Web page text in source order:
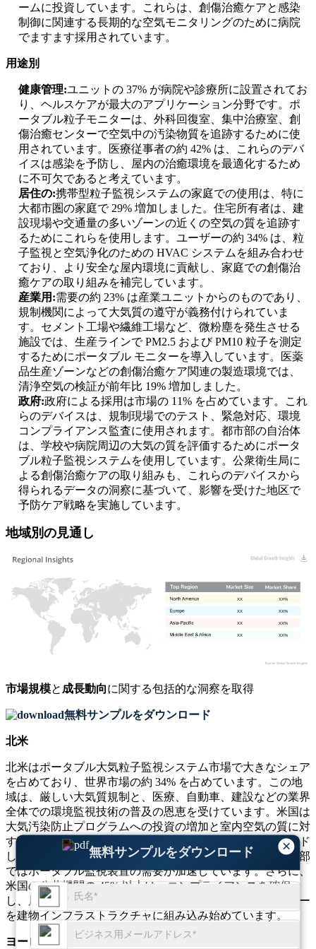
×
無料サンプルをダウンロード
ームに投資しています。これらは、創傷治癒ケアと感染
制御に関連する長期的な空気モニタリングのために病院
でますます採用されています。
用途別
健康管理:ユニットの 37% が病院や診療所に設置されてお
り、ヘルスケアが最大のアプリケーション分野です。ポ
ータブル粒子モニターは、外科回復室、集中治療室、創
傷治癒センターで空気中の汚染物質を追跡するために使
用されています。医療従事者の約 42% は、これらのデバ
イスは感染を予防し、屋内の治癒環境を最適化するため
に不可欠であると考えています。
居住の:携帯型粒子監視システムの家庭での使用は、特に
大都市圏の家庭で 29% 増加しました。住宅所有者は、建
設現場や交通量の多いゾーンの近くの空気の質を追跡す
るためにこれらを使用します。ユーザーの約 34% は、粒
子監視と空気浄化のための HVAC システムを組み合わせ
ており、より安全な屋内環境に貢献し、家庭での創傷治
癒ケアの取り組みを補完しています。
産業用:需要の約 23% は産業ユニットからのものであり、
規制機関によって大気質の遵守が義務付けられていま
す。セメント工場や繊維工場など、微粉塵を発生させる
施設では、生産ラインで PM2.5 および PM10 粒子を測定
するためにポータブル モニターを導入しています。医薬
品生産ゾーンなどの創傷治癒ケア関連の製造環境では、
清浄空気の検証が前年比 19% 増加しました。
政府:政府による採用は市場の 11% を占めています。これ
らのデバイスは、規制現場でのテスト、緊急対応、環境
コンプライアンス監査に使用されます。都市部の自治体
は、学校や病院周辺の大気の質を評価するためにポータ
ブル粒子監視システムを使用しています。公衆衛生局に
よる創傷治癒ケアの取り組みも、これらのデバイスから
得られるデータの洞察に基づいて、影響を受けた地区で
予防ケア戦略を実施しています。
地域別の見通し
XX%
XX
XX%
XX
XX%
XX
XX%
XX
市場規模と 成長動向に関する包括的な洞察を取得
無料サンプルをダウンロード
北米
北米はポータブル大気粒子監視システム市場で大きなシェア
を占めており、世界市場の約 34% を占めています。この地
域は、厳しい大気質規制と、医療、自動車、建設などの業界
全体での環境監視技術の普及の恩恵を受けています。米国は
大気汚染防止プログラムへの投資の増加と室内空気の質に対
する消費者の意識の高まりにより、この地域の成長をリード
しています。高粒子濃度ゾーンが存在するため、都市中心部
ではポータブル監視装置の需要が加速しています。さらに、
米国の公共機関の 45% 以上は、コンプライアンスを確保
し、居住者の健康を守るために、モバイル大気粒子モニター
を建物インフラストラクチャに組み込み始めています。
ヨーロッパ